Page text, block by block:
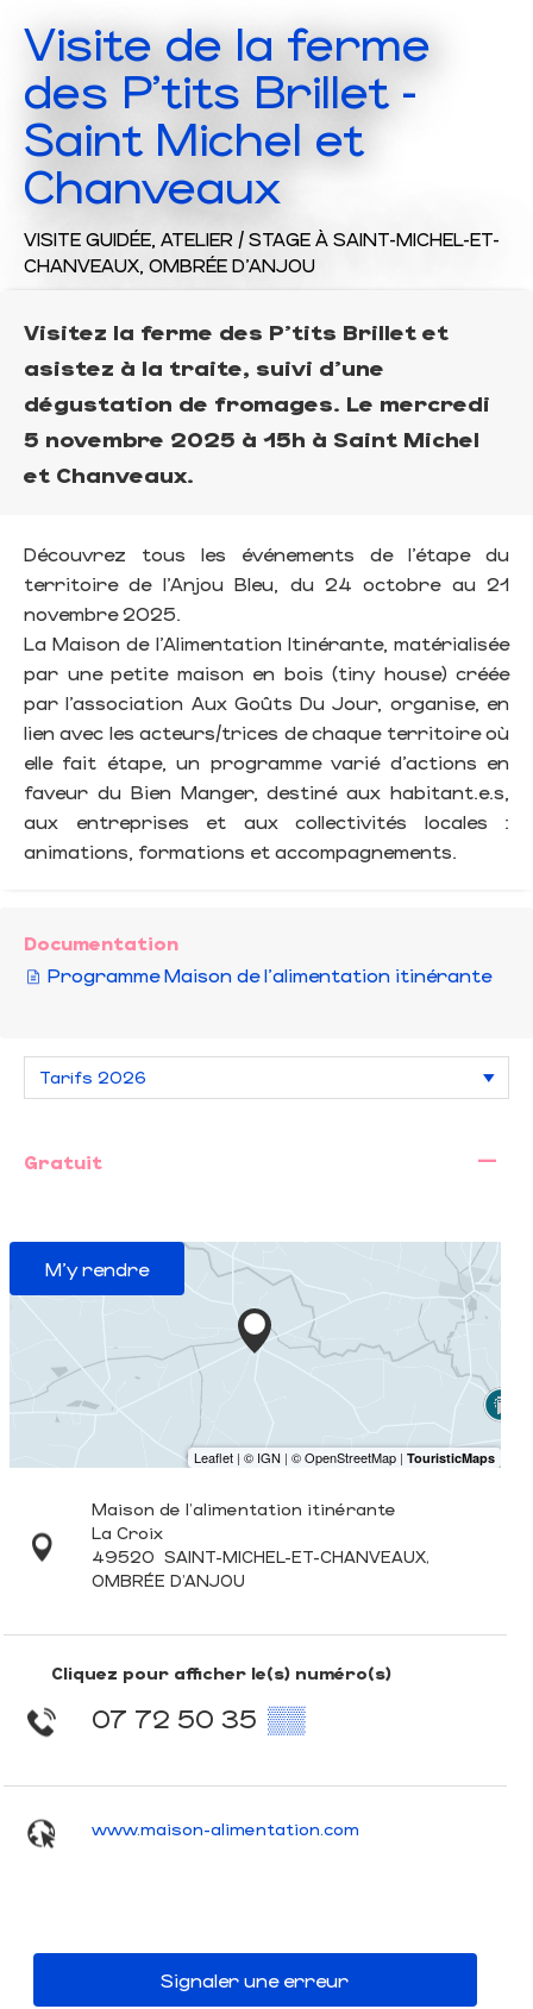
Visite de la ferme
des P'tits Brillet -
Saint Michel et
Chanveaux
VISITE GUIDÉE, ATELIER / STAGE À SAINT-MICHEL-ET-
CHANVEAUX, OMBRÉE D'ANJOU
Visitez la ferme des P'tits Brillet et
asistez à la traite, suivi d'une
dégustation de fromages. Le mercredi
5 novembre 2025 à 15h à Saint Michel
et Chanveaux.
Découvrez tous les événements de l’étape du
territoire de l’Anjou Bleu, du 24 octobre au 21
novembre 2025.
La Maison de l’Alimentation Itinérante, matérialisée
par une petite maison en bois (tiny house) créée
par l’association Aux Goûts Du Jour, organise, en
lien avec les acteurs/trices de chaque territoire où
elle fait étape, un programme varié d’actions en
faveur du Bien Manger, destiné aux habitant.e.s,
aux entreprises et aux collectivités locales :
animations, formations et accompagnements.
Documentation
Programme Maison de l'alimentation itinérante
Gratuit —
M'y rendre
Maison de l'alimentation itinérante
La Croix
49520 SAINT-MICHEL-ET-CHANVEAUX,
OMBRÉE D'ANJOU
Cliquez pour afficher le(s) numéro(s)
07 72 50 35 ▒▒
www.maison-alimentation.com
Signaler une erreur